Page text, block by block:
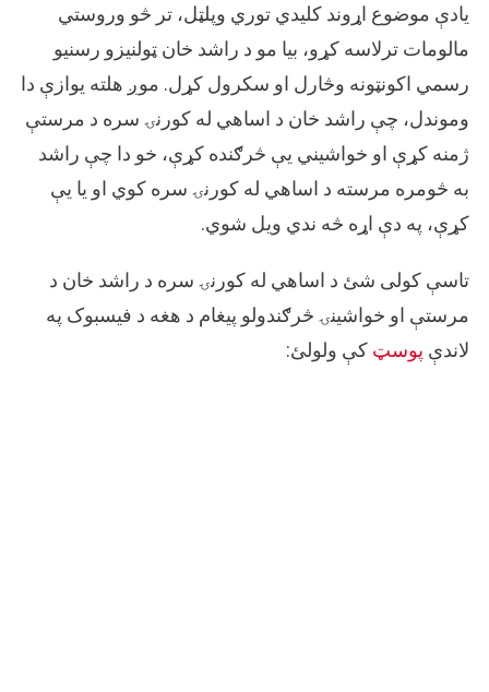
یادې موضوع اړوند کلیدي توري وپلټل، تر څو وروستي
مالومات ترلاسه کړو، بیا مو د راشد خان ټولنیزو رسنیو
رسمي اکونټونه وڅارل او سکرول کړل. موږ هلته یوازې دا
وموندل، چې راشد خان د اساهي له کورنۍ سره د مرستې
ژمنه کړې او خواشیني یې څرګنده کړې، خو دا چې راشد
به څومره مرسته د اساهي له کورنۍ سره کوي او یا یې
کړې، په دې اړه څه ندي ویل شوي.
تاسې کولی شئ د اساهي له کورنۍ سره د راشد خان د
مرستې او خواشینۍ څرګندولو پیغام د هغه د فیسبوک په
لاندې پوسټ کې ولولئ: